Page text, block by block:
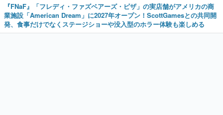
『FNaF』「フレディ・ファズベアーズ・ピザ」の実店舗がアメリカの商
業施設「American Dream」に2027年オープン！ScottGamesとの共同開
発、食事だけでなくステージショーや没入型のホラー体験も楽しめる